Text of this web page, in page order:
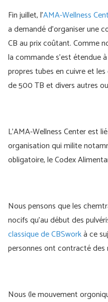
Fin juillet, l'AMA-Wellness
a demandé d'organiser une
CB au prix coûtant. Comme
la commande s'est étendue
propres tubes en cuivre et
de 500 TB et divers autres
L'AMA-Wellness Center est
organisation qui milite
obligatoire, le Codex
Nous pensons que les
nocifs qu'au début des
classique de CBSworkà ce
personnes ont contracté des
Nous (le mouvement